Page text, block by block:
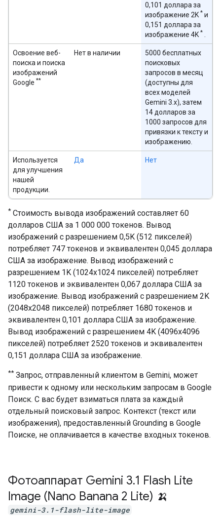
0,101 доллара за
изображение 2K * и
0,151 доллара за
изображение 4K *
Освоение веб-
поиска и поиска
изображений
Google **
Нет в наличии
5000 бесплатных
поисковых
запросов в месяц
(доступны для
всех моделей
Gemini 3.x), затем
14 долларов за
1000 запросов для
привязки к тексту и
изображению.
Используется
для улучшения
нашей
продукции.
Да Нет
* Стоимость вывода изображений составляет 60
долларов США за 1 000 000 токенов. Вывод
изображений с разрешением 0,5K (512 пикселей)
потребляет 747 токенов и эквивалентен 0,045 доллара
США за изображение. Вывод изображений с
разрешением 1K (1024x1024 пикселей) потребляет
1120 токенов и эквивалентен 0,067 доллара США за
изображение. Вывод изображений с разрешением 2K
(2048x2048 пикселей) потребляет 1680 токенов и
эквивалентен 0,101 доллара США за изображение.
Вывод изображений с разрешением 4K (4096x4096
пикселей) потребляет 2520 токенов и эквивалентен
0,151 доллара США за изображение.
** Запрос, отправленный клиентом в Gemini, может
привести к одному или нескольким запросам в Google
Поиск. С вас будет взиматься плата за каждый
отдельный поисковый запрос. Контекст (текст или
изображения), предоставленный Grounding в Google
Поиске, не оплачивается в качестве входных токенов.
Фотоаппарат Gemini 3.1 Flash Lite
Image (Nano Banana 2 Lite) 🍌
gemini-3.1-flash-lite-image